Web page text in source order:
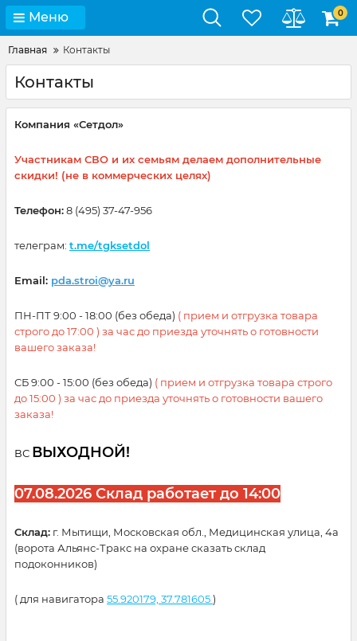
Меню 0
Главная Контакты
Контакты
Компания «Сетдол»
Участникам СВО и их семьям делаем дополнительные
скидки! (не в коммерческих целях)
Телефон:8 (495) 37-47-956
телеграм: t.me/tgksetdol
Email: pda.stroi@ya.ru
ПН-ПТ 9:00 - 18:00 (без обеда) ( прием и отгрузка товара
строго до 17:00 ) за час до приезда уточнять о готовности
вашего заказа!
СБ 9:00 - 15:00 (без обеда) ( прием и отгрузка товара строго
до 15:00 ) за час до приезда уточнять о готовности вашего
заказа!
ВС ВЫХОДНОЙ!
07.08.2026 Склад работает до 14:00
Склад: г. Мытищи, Московская обл., Медицинская улица, 4а
(ворота Альянс-Тракс на охране сказать склад
подоконников)
( для навигатора 55.920179, 37.781605)